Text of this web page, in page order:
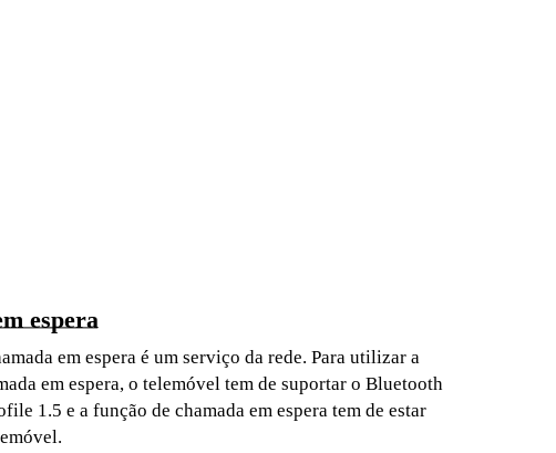
espera
em espera é um serviço da rede. Para utilizar a
em espera, o telemóvel tem de suportar o Bluetooth
1.5 e a função de chamada em espera tem de estar